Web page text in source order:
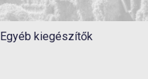
Egyéb kiegészítők